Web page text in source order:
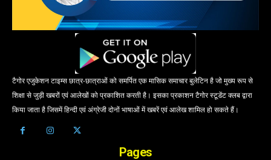
टैगोर एजुकेशन टाइम्स छात्र-छात्राओं को समर्पित एक मासिक समाचार बुलेटिन है जो मुख्य रूप से
शिक्षा से जुड़ी खबरों एवं आलेखों को प्रकाशित करती है। इसका प्रकाशन टैगोर स्टूडेंट क्लब द्वारा
किया जाता है जिसमें हिन्दी एवं अंग्रेजी दोनों भाषाओं में खबरें एवं आलेख शामिल हो सकते हैं।
Pages